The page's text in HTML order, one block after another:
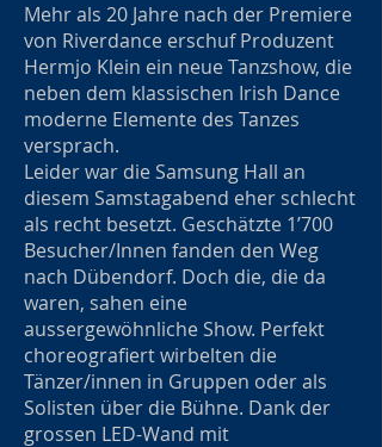
Mehr als 20 Jahre nach der Premiere
von Riverdance erschuf Produzent
Hermjo Klein ein neue Tanzshow, die
neben dem klassischen Irish Dance
moderne Elemente des Tanzes
versprach.
Leider war die Samsung Hall an
diesem Samstagabend eher schlecht
als recht besetzt. Geschätzte 1’700
Besucher/Innen fanden den Weg
nach Dübendorf. Doch die, die da
waren, sahen eine
aussergewöhnliche Show. Perfekt
choreografiert wirbelten die
Tänzer/innen in Gruppen oder als
Solisten über die Bühne. Dank der
grossen LED-Wand mit